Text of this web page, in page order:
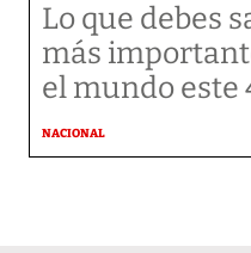
Lo que debes
más
el mundo este
NACIONAL